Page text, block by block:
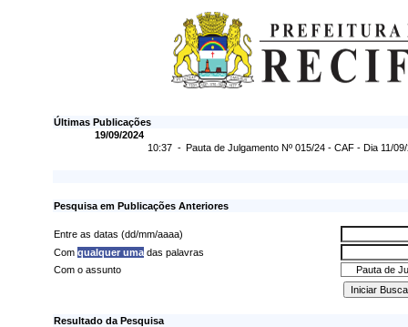
Últimas Publicações
19/09/2024
10:37 - Pauta de Julgamento Nº 015/24 - CAF - Dia 11/
Pesquisa em Publicações Anteriores
Entre as datas (dd/mm/aaaa)
Com qualquer uma das palavras
Com o assunto
Resultado da Pesquisa